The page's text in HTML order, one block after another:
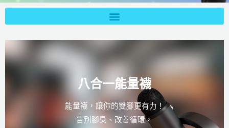
八合一能量襪
能量襪，讓你的雙腳更有力！
告別腳臭、改善循環，